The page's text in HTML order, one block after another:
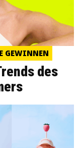
GEWINNEN
des